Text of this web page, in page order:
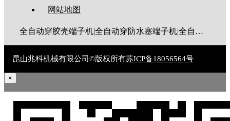
网站地图
全自动穿胶壳端子机|全自动穿防水塞端子机|全自动穿热缩管端子机|全自动穿护套端子机|全自动穿号码管端子机|全自动端子机|全自动穿防水栓端子机|端子压着机|端子压接机|静音端子机|多芯线端子机|护套线端子机|全自动排线端子机|新能源大平方压接机|电脑剥线机|自动剥线机|裁线机|剥线机
昆山兆科机械有限公司©版权所有苏ICP备18056564号
×